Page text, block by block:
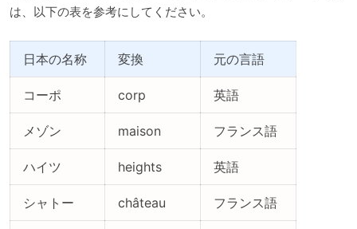
は、以下の表を参考にしてください。
日本の名称 変換 元の言語
コーポ corp 英語
メゾン maison フランス語
ハイツ heights 英語
シャトー château フランス語